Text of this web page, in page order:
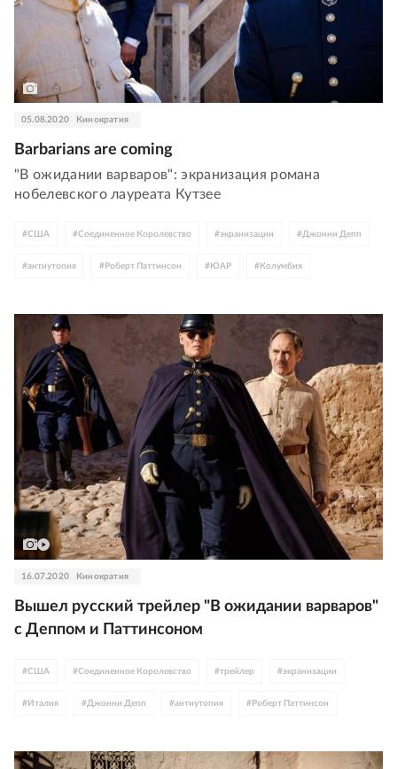
Джейн Остен #альманах Марк Райлэнс
Рой Андерссон #Европа Скандинавия
05.08.2020 Кинократия
Barbarians are coming
"В ожидании варваров": экранизация романа
нобелевского лауреата Кутзее
#США #Соединенное Королевство #экранизации # Джонни Депп
#антиутопия # Роберт Паттинсон # ЮАР # Колумбия
16.07.2020 Кинократия
Вышел русский трейлер "В ожидании варваров"
с Деппом и Паттинсоном
#США #Соединенное Королевство #трейлер #экранизации
# Италия # Джонни Депп #антиутопия # Роберт Паттинсон